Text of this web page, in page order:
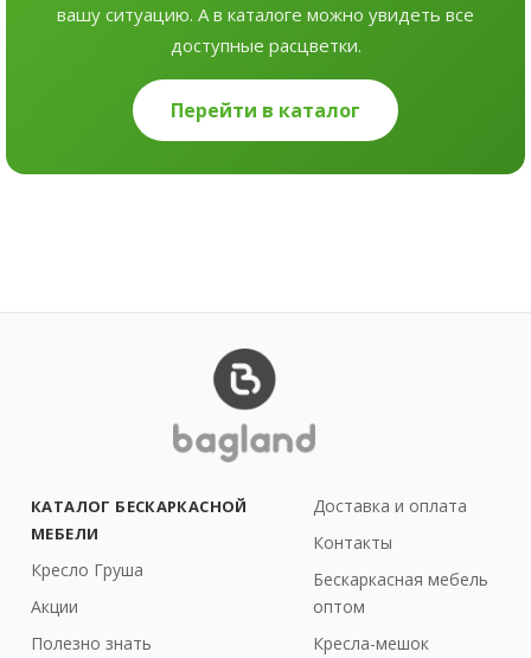
вашу ситуацию. А в каталоге можно увидеть все
доступные расцветки.
Перейти в каталог
КАТАЛОГ БЕСКАРКАСНОЙ
МЕБЕЛИ
Кресло Груша
Акции
Полезно знать
Доставка и оплата
Контакты
Бескаркасная мебель
оптом
Кресла-мешок